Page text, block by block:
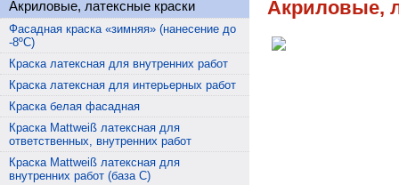
Акриловые, латексные краски
Фасадная краска «зимняя» (нанесение до
-8ºС)
Краска латексная для внутренних работ
Краска латексная для интерьерных работ
Краска белая фасадная
Краска Mattweiß латексная для
ответственных, внутренних работ
Краска Mattweiß латексная для
внутренних работ (база С)
Акриловые,